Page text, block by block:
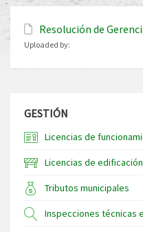
Resolución de
Uploaded by:
GESTIÓN
Licencias de
Licencias de edificación
Tributos municipales
Inspecciones técnicas